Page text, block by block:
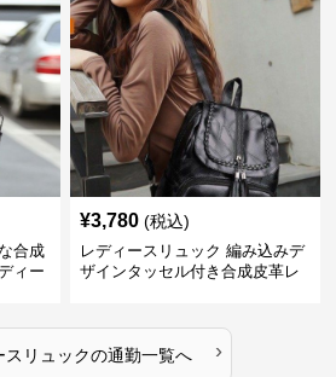
合成
ィー
¥3,780 (税込)
レディースリュック 編み込みデ
ザインタッセル付き合成皮革レ
スリュックの通勤一覧へ ›